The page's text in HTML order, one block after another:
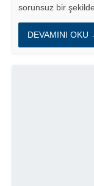
sorunsuz bir şekilde
DEVAMINI OKU